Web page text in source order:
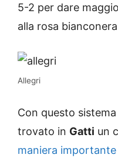
5-2 per dare
alla rosa
Allegri
Con questo
trovato in Gatti un
maniera